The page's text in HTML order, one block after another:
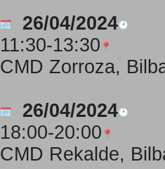
26/04/2024
11:30-13:30
CMD Zorroza,
26/04/2024
18:00-20:00
CMD Rekalde,